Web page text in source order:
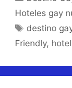
Hoteles gay
Etiquetas
destino
Friendly,